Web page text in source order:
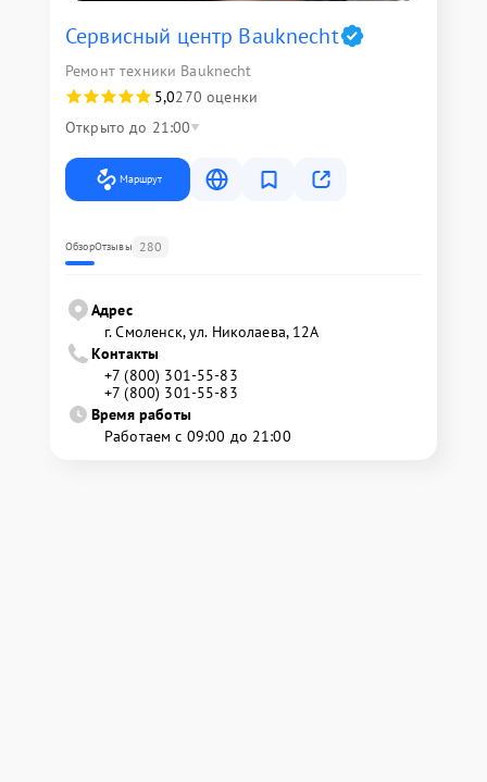
Сервисный центр Bauknecht
Ремонт техники Bauknecht
5,0270 оценки
Открыто до 21:00
Маршрут
ОбзорОтзывы 280
Адрес
г. Смоленск, ул. Николаева, 12А
Контакты
+7 (800) 301-55-83
+7 (800) 301-55-83
Время работы
Работаем с 09:00 до 21:00